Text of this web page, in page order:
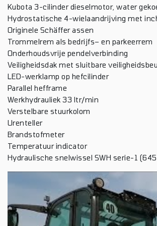
Kubota 3-cilinder dieselmotor, water
Hydrostatische 4-wielaandrijving met
Originele Schäffer assen
Trommelrem als bedrijfs– en parkeerrem
Onderhoudsvrije pendelverbinding
Veiligheidsdak met sluitbare
LED-werklamp op hefcilinder
Parallel hefframe
Werkhydrauliek 33 ltr/min
Verstelbare stuurkolom
Urenteller
Brandstofmeter
Temperatuur indicator
Hydraulische snelwissel SWH serie-1